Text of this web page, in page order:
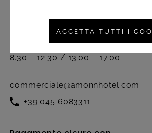
Attivo dal lunedì al venerdì nel
seguente orario:
8.30 – 12.30 / 13.00 – 17.00
commerciale@amonnhotel.com
+39 045 6083311
ACCETTA TUTTI I